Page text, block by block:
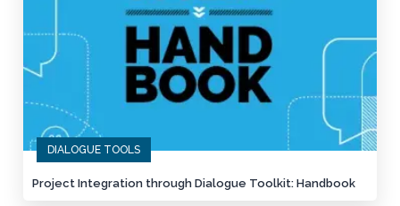
DIALOGUE TOOLS
Project Integration through Dialogue Toolkit: Handbook